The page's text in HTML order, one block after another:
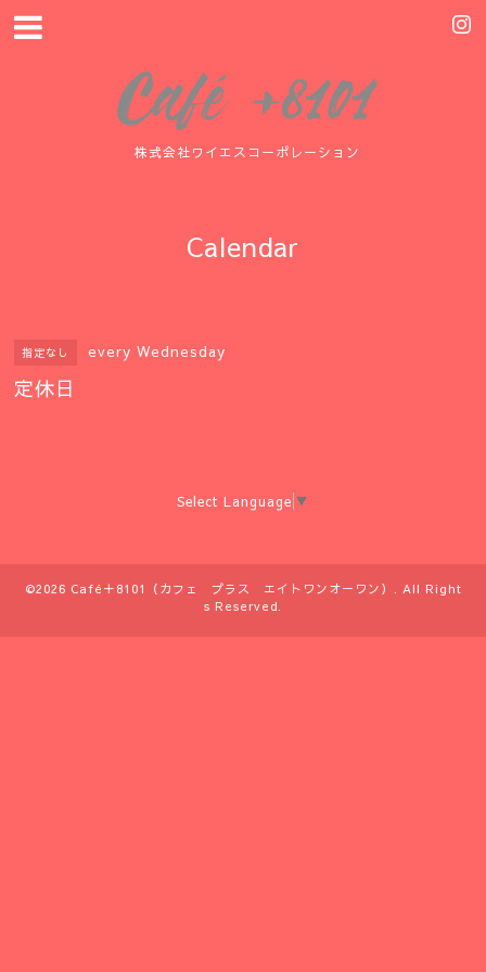
株式会社ワイエスコーポレーション
Calendar
指定なし every Wednesday
定休日
Select Language ▼
©2026 Café＋8101（カフェ プラス エイトワンオーワン） . All Right
s Reserved.